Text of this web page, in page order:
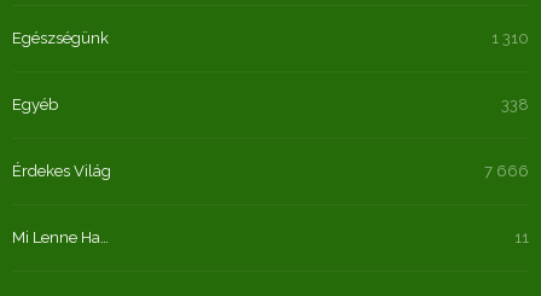
Egészségünk 1 310
Egyéb 338
Érdekes Világ 7 666
Mi Lenne Ha… 11